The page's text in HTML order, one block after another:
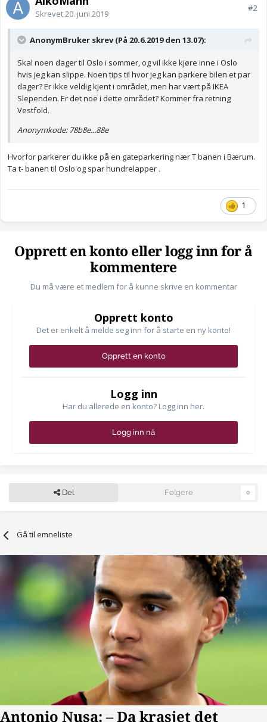
Skrevet20. juni 2019
#2
AnonymBruker skrev (På 20.6.2019 den 13.07):
Skal noen dager til Oslo i sommer, og vil ikke kjøre inne i Oslo
hvis jeg kan slippe. Noen tips til hvor jeg kan parkere bilen et par
dager? Er ikke veldig kjent i området, men har vært på IKEA
Slependen. Er det noe i dette området? Kommer fra retning
Vestfold.
Anonymkode: 78b8e...88e
Hvorfor parkerer du ikke på en gateparkering nær T banen i Bærum.
Ta t- banen til Oslo og spar hundrelapper .
1
Opprett en konto eller logg inn for å
kommentere
Du må være et medlem for å kunne skrive en kommentar
Opprett konto
Det er enkelt å melde seg inn for å starte en ny konto!
Opprett en konto
Logg inn
Har du allerede en konto? Logg inn her.
Logg inn nå
Del Følgere 0
Gå til emneliste